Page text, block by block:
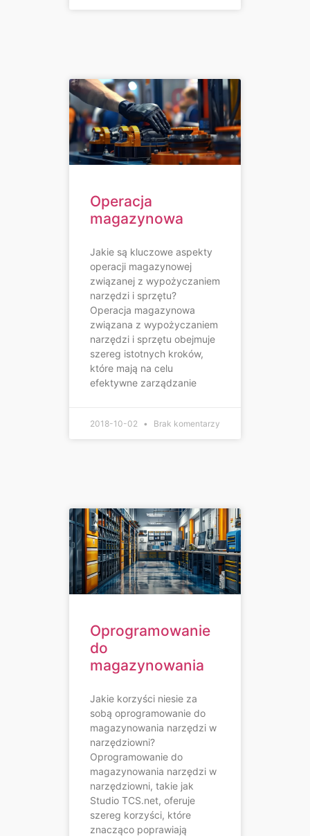
Operacja
magazynowa
Jakie są kluczowe aspekty
operacji magazynowej
związanej z wypożyczaniem
narzędzi i sprzętu?
Operacja magazynowa
związana z wypożyczaniem
narzędzi i sprzętu obejmuje
szereg istotnych kroków,
które mają na celu
efektywne zarządzanie
2018-10-02 Brak komentarzy
Oprogramowanie
do
magazynowania
Jakie korzyści niesie za
sobą oprogramowanie do
magazynowania narzędzi w
narzędziowni?
Oprogramowanie do
magazynowania narzędzi w
narzędziowni, takie jak
Studio TCS.net, oferuje
szereg korzyści, które
znacząco poprawiają